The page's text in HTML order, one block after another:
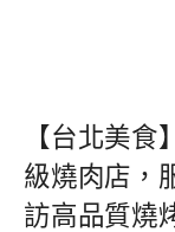
【台北美食
級燒肉店，
訪高品質燒